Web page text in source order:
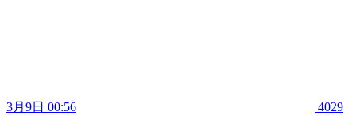
3月9日 00:56 4029